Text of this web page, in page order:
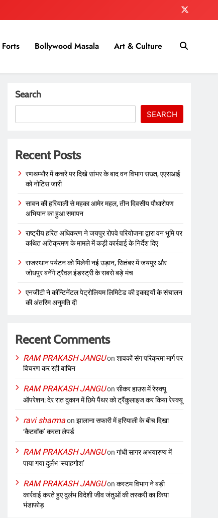
Bollywood Masala Art & Culture
Search
SEARCH
Recent Posts
रणथम्भौर में कचरे पर दिखे सांभर के बाद वन विभाग सख्त, एएसआई
को नोटिस जारी
सावन की हरियाली से महका आमेर महल, तीन दिवसीय पौधारोपण
अभियान का हुआ समापन
राष्ट्रीय हरित अधिकरण ने जयपुर रोपवे परियोजना द्वारा वन भूमि पर
कथित अतिक्रमण के मामले में कड़ी कार्रवाई के निर्देश दिए
राजस्थान पर्यटन को मिलेगी नई उड़ान, सितंबर में जयपुर और
जोधपुर बनेंगे ट्रैवल इंडस्ट्री के सबसे बड़े मंच
एनजीटी ने कॉन्टिनेंटल पेट्रोलियम लिमिटेड की इकाइयों के संचालन
की अंतरिम अनुमति दी
Recent Comments
RAM PRAKASH JANGUonशावकों संग परिक्रमा मार्ग पर
विचरण कर रही बाघिन
RAM PRAKASH JANGUonसीकर हाउस में रेस्क्यू
ऑपरेशन: देर रात दुकान में छिपे पैंथर को ट्रैंकुलाइज कर किया रेस्क्यू
ravi sharmaonझालाना सफारी में हरियाली के बीच दिखा
‘कैटवॉक’ करता लेपर्ड
RAM PRAKASH JANGUonगांधी सागर अभयारण्य में
पाया गया दुर्लभ ‘स्याहगोश’
RAM PRAKASH JANGUonकस्टम विभाग ने बड़ी
कार्रवाई करते हुए दुर्लभ विदेशी जीव जंतुओं की तस्करी का किया
भंडाफोड़